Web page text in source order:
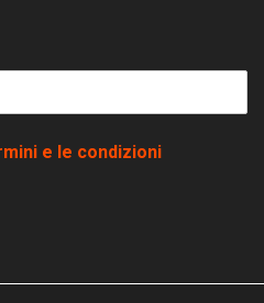
e le condizioni